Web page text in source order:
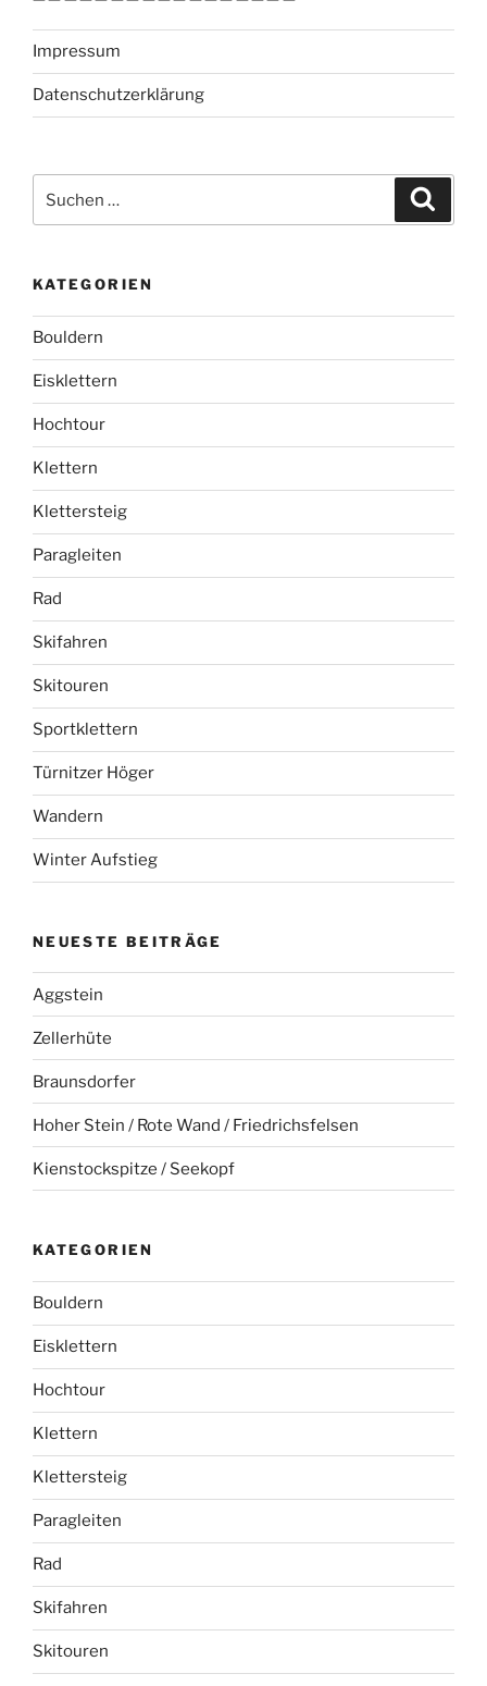
Impressum
Datenschutzerklärung
nach:
KATEGORIEN
Bouldern
Eisklettern
Hochtour
Klettern
Klettersteig
Paragleiten
Rad
Skifahren
Skitouren
Sportklettern
Türnitzer Höger
Wandern
Winter Aufstieg
NEUESTE BEITRÄGE
Aggstein
Zellerhüte
Braunsdorfer
Hoher Stein / Rote Wand / Friedrichsfelsen
Kienstockspitze / Seekopf
KATEGORIEN
Bouldern
Eisklettern
Hochtour
Klettern
Klettersteig
Paragleiten
Rad
Skifahren
Skitouren